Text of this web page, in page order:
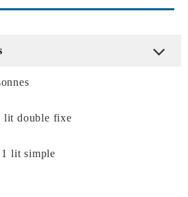
lit double fixe
1 lit simple